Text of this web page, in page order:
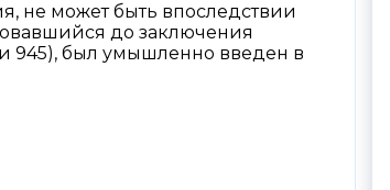
не может быть впоследствии
до заключения
945), был умышленно введен в